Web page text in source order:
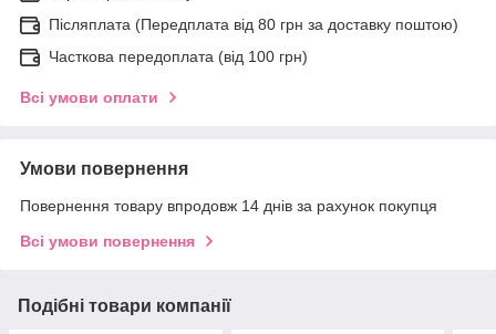
Післяплата (Передплата від 80 грн за доставку поштою)
Часткова передоплата (від 100 грн)
Всі умови оплати
Умови повернення
Повернення товару впродовж 14 днів за рахунок покупця
Всі умови повернення
Подібні товари компанії